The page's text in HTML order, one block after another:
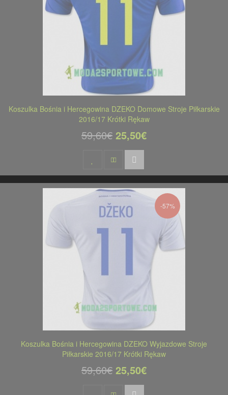
Koszulka Bośnia i Hercegowina DZEKO Domowe Stroje Piłkarskie
2016/17 Krótki Rękaw
59,60€ 25,50€
-57%
Koszulka Bośnia i Hercegowina DZEKO Wyjazdowe Stroje
Piłkarskie 2016/17 Krótki Rękaw
59,60€ 25,50€